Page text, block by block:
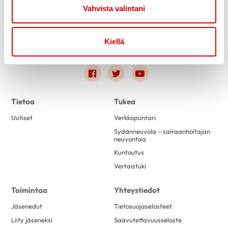
Vahvista valintani
Kiellä
Link to facebook
Link to twitterLink to youtube
Tietoa
Uutiset
Tukea
Verkkopuntari
Sydänneuvola – sairaanhoitajan
neuvontaa
Kuntoutus
Vertaistuki
Toimintaa
Jäsenedut
Liity jäseneksi
Yhteystiedot
Tietosuojaselosteet
Saavutettavuusseloste